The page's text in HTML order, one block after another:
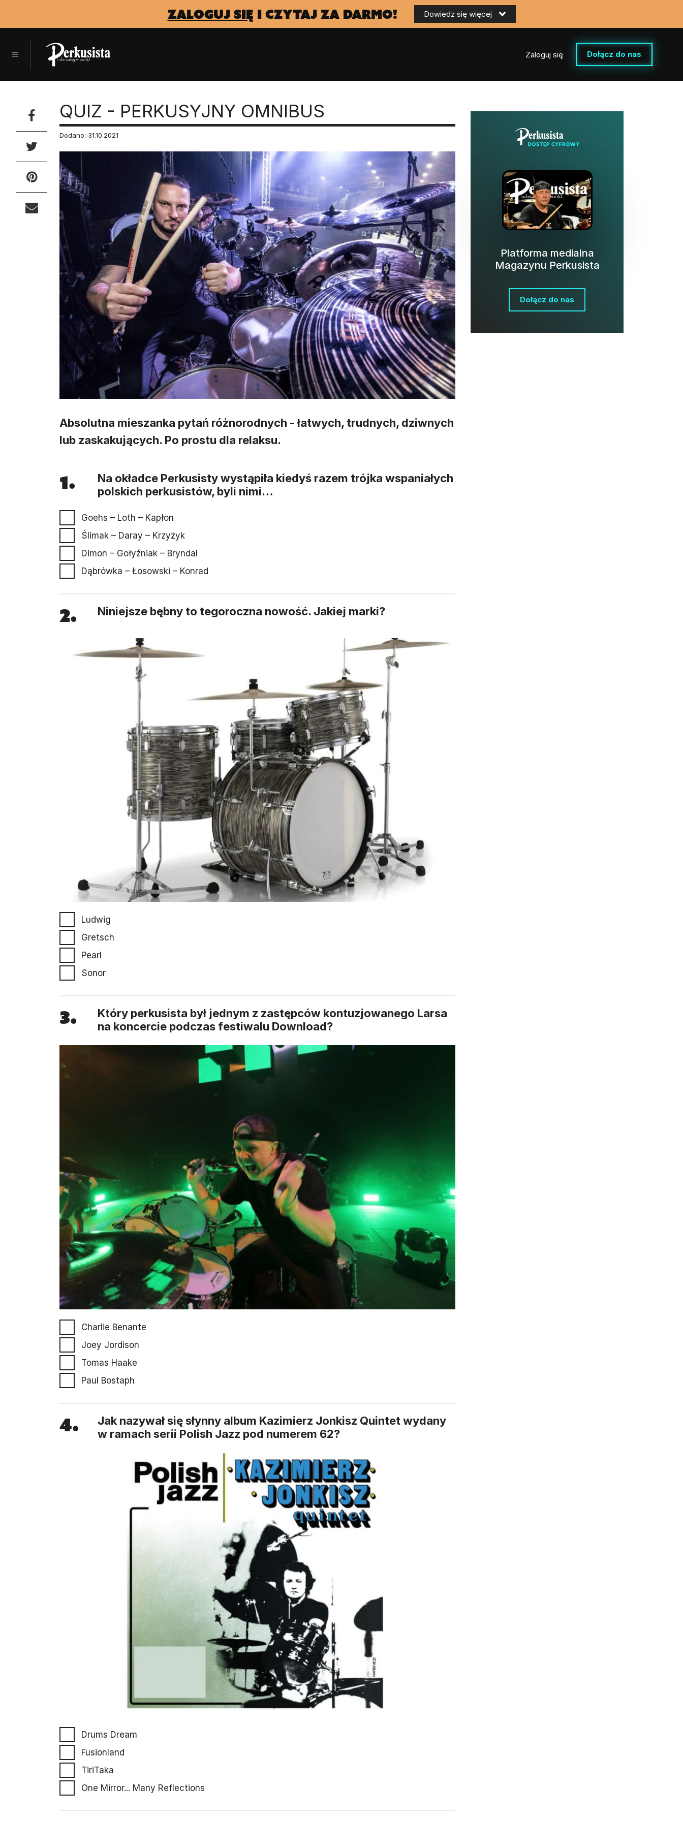
zaloguj się i czytaj za darmo! Dowiedz się więcej
Zaloguj się Dołącz do nas
QUIZ - PERKUSYJNY OMNIBUS
Dodano: 31.10.2021
Absolutna mieszanka pytań różnorodnych - łatwych, trudnych, dziwnych
lub zaskakujących. Po prostu dla relaksu.
1.
Na okładce Perkusisty wystąpiła kiedyś razem trójka wspaniałych
polskich perkusistów, byli nimi…
Goehs – Loth – Kapłon
Ślimak – Daray – Krzyżyk
Dimon – Gołyźniak – Bryndal
Dąbrówka – Łosowski – Konrad
2. Niniejsze bębny to tegoroczna nowość. Jakiej marki?
Ludwig
Gretsch
Pearl
Sonor
3.
Który perkusista był jednym z zastępców kontuzjowanego Larsa
na koncercie podczas festiwalu Download?
Charlie Benante
Joey Jordison
Tomas Haake
Paul Bostaph
4.
Jak nazywał się słynny album Kazimierz Jonkisz Quintet wydany
w ramach serii Polish Jazz pod numerem 62?
Drums Dream
Fusionland
TiriTaka
One Mirror... Many Reflections
Platforma medialna
Magazynu Perkusista
Dołącz do nas